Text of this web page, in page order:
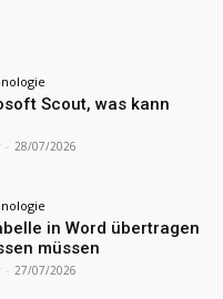
Scout, was kann
- 28/07/2026
in Word übertragen
müssen
- 27/07/2026